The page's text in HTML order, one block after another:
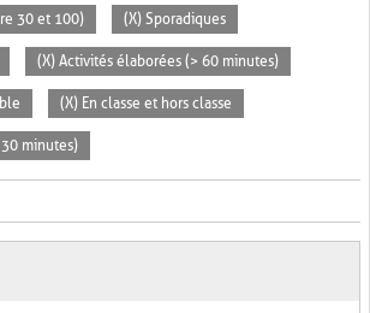
30 et 100) (X) Sporadiques
(X) Activités élaborées (> 60 minutes)
(X) En classe et hors classe
minutes)